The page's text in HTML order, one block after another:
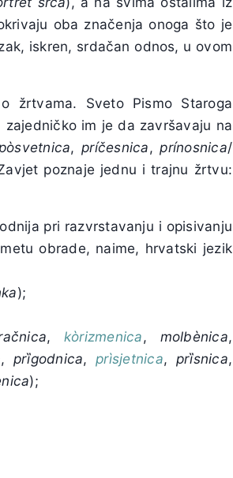
oba značenja onoga što je
iskren, srdačan odnos, u ovom
žrtvama. Sveto Pismo Staroga
im je da završavaju na
,príčesnica,prínosnica/
poznaje jednu i trajnu žrtvu:
pri razvrstavanju i opisivanju
obrade, naime, hrvatski jezik
);
,kòrizmenica, molbènica,
, prȉgodnica,prìsjetnica, prȉsnica,
);